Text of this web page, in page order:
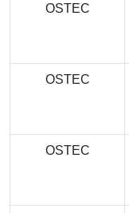
OSTEC
OSTEC
OSTEC